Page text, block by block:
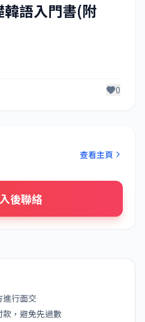
韓語入門書(附
0
查看主頁
後聯絡
進行面交
，避免先過數